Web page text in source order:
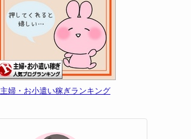
主婦・お小遣い稼ぎランキング